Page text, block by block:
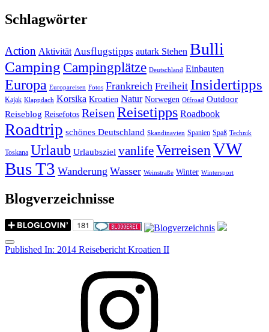
Schlagwörter
Action Aktivität Ausflugstipps autark Stehen Bulli
Camping Campingplätze Deutschland Einbauten
Europa Europareisen Fotos Frankreich Freiheit Insidertipps
Kajak Klappdach Korsika Kroatien Natur Norwegen Offroad Outdoor
Reiseblog Reisefotos ReisenReisetipps Roadbook
Roadtrip schönes Deutschland Skandinavien Spanien Spaß Technik
Toskana Urlaub Urlaubsziel vanlifeVerreisenVW
Bus T3 Wanderung Wasser Weinstraße Winter Wintersport
Blogverzeichnisse
Menu
Post
Published In: 2014 Reisebericht Kroatien II